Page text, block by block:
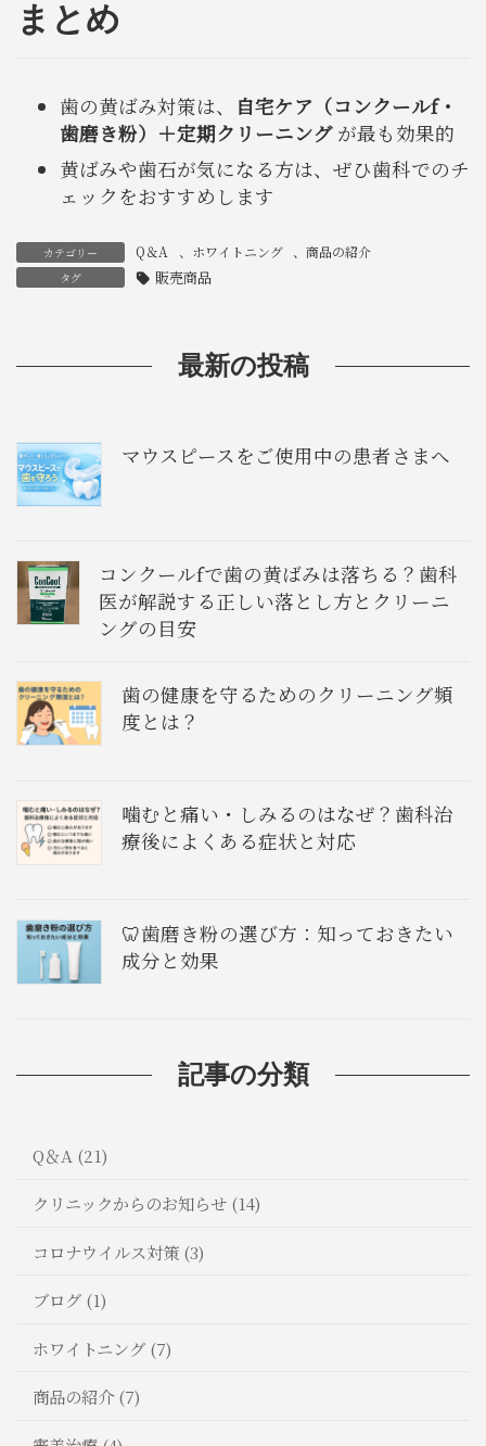
まとめ
歯の黄ばみ対策は、
自宅ケア（コンクールf・
歯磨き粉）＋定期クリーニング が最も効果的
黄ばみや歯石が気になる方は、ぜひ歯科でのチ
ェックをおすすめします
カテゴリー Q＆A 、 ホワイトニング 、商品の紹介
タグ 販売商品
最新の投稿
マウスピースをご使用中の患者さまへ
コンクールfで歯の黄ばみは落ちる？歯科
医が解説する正しい落とし方とクリーニ
ングの目安
歯の健康を守るためのクリーニング頻
度とは？
噛むと痛い・しみるのはなぜ？歯科治
療後によくある症状と対応
🦷歯磨き粉の選び方：知っておきたい
成分と効果
記事の分類
Q＆A (21)
クリニックからのお知らせ (14)
コロナウイルス対策 (3)
ブログ (1)
ホワイトニング (7)
商品の紹介 (7)